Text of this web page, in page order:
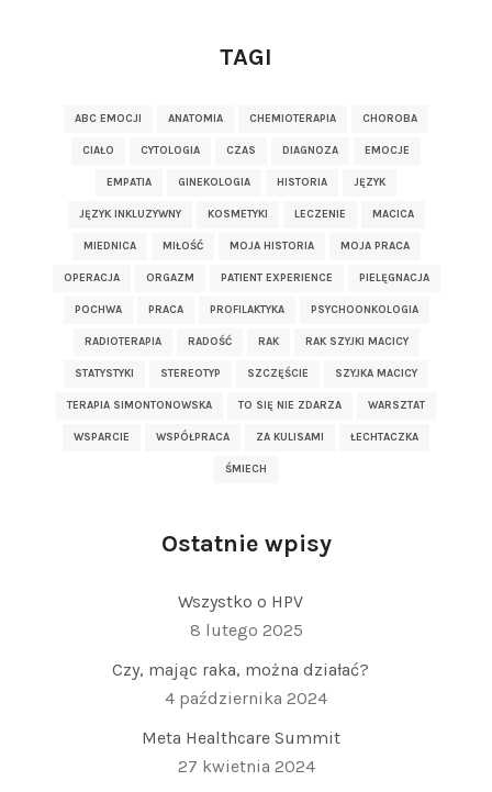
TAGI
ABC EMOCJI ANATOMIA CHEMIOTERAPIA CHOROBA
CIAŁO CYTOLOGIA CZAS DIAGNOZA EMOCJE
EMPATIA GINEKOLOGIA HISTORIA JĘZYK
JĘZYK INKLUZYWNY KOSMETYKI LECZENIE MACICA
MIEDNICA MIŁOŚĆ MOJA HISTORIA MOJA PRACA
OPERACJA ORGAZM PATIENT EXPERIENCE PIELĘGNACJA
POCHWA PRACA PROFILAKTYKA PSYCHOONKOLOGIA
RADIOTERAPIA RADOŚĆ RAK RAK SZYJKI MACICY
STATYSTYKI STEREOTYP SZCZĘŚCIE SZYJKA MACICY
TERAPIA SIMONTONOWSKA TO SIĘ NIE ZDARZA WARSZTAT
WSPARCIE WSPÓŁPRACA ZA KULISAMI ŁECHTACZKA
ŚMIECH
Ostatnie wpisy
Wszystko o HPV
8 lutego 2025
Czy, mając raka, można działać?
4 października 2024
Meta Healthcare Summit
27 kwietnia 2024